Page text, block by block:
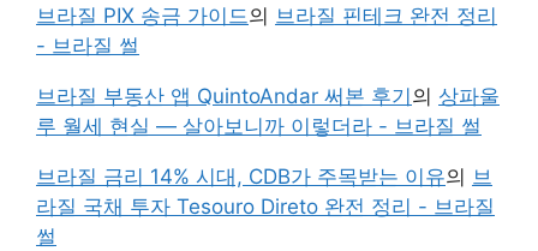
브라질 PIX 송금 가이드의 브라질 핀테크 완전 정리
- 브라질 썰
브라질 부동산 앱 QuintoAndar 써본 후기 의 상파울
루 월세 현실 — 살아보니까 이렇더라 - 브라질 썰
브라질 금리 14% 시대, CDB가 주목받는 이유의 브
라질 국채 투자 Tesouro Direto 완전 정리 - 브라질
썰